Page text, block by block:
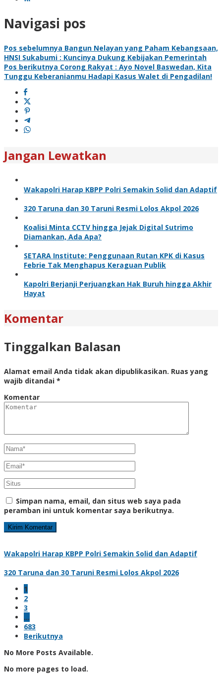
Navigasi pos
Pos sebelumnya Bangun Nelayan yang Paham Kebangsaan,
HNSI Sukabumi : Kuncinya Dukung Kebijakan Pemerintah
Pos berikutnya Corong Rakyat : Ayo Novel Baswedan, Kita
Tunggu Keberanianmu Hadapi Kasus Walet di Pengadilan!
Jangan Lewatkan
Wakapolri Harap KBPP Polri Semakin Solid dan Adaptif
320 Taruna dan 30 Taruni Resmi Lolos Akpol 2026
Koalisi Minta CCTV hingga Jejak Digital Sutrimo
Diamankan, Ada Apa?
SETARA Institute: Penggunaan Rutan KPK di Kasus
Febrie Tak Menghapus Keraguan Publik
Kapolri Berjanji Perjuangkan Hak Buruh hingga Akhir
Hayat
Komentar
Tinggalkan Balasan
Alamat email Anda tidak akan dipublikasikan. Ruas yang
wajib ditandai *
Komentar
Simpan nama, email, dan situs web saya pada
peramban ini untuk komentar saya berikutnya.
Wakapolri Harap KBPP Polri Semakin Solid dan Adaptif
320 Taruna dan 30 Taruni Resmi Lolos Akpol 2026
1
2
3
…
683
Berikutnya
No More Posts Available.
No more pages to load.